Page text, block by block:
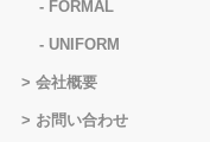
FORMAL
UNIFORM
会社概要
お問い合わせ